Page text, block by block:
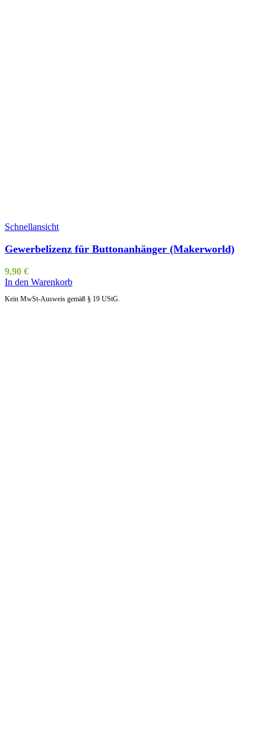
Schnellansicht
Gewerbelizenz für Buttonanhänger (Makerworld)
9,90 €
In den Warenkorb
Kein MwSt-Ausweis gemäß § 19 UStG.